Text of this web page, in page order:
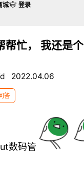
帮忙， 我还是
2022.04.06
答
数码管
城 登录